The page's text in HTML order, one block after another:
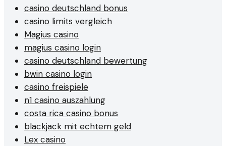
casino deutschland bonus
casino limits vergleich
Magius casino
magius casino login
casino deutschland bewertung
bwin casino login
casino freispiele
n1 casino auszahlung
costa rica casino bonus
blackjack mit echtem geld
Lex casino